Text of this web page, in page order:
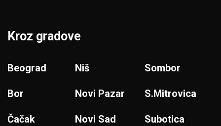
Kroz gradove
Beograd
Bor
Čačak
Niš
Novi Pazar
Novi Sad
Sombor
S.Mitrovica
Subotica